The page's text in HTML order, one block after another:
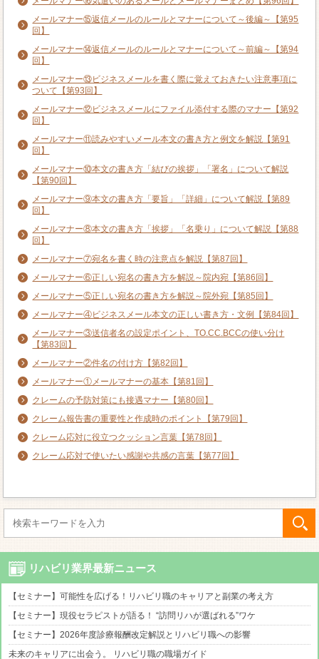
メールマナー⑮返信メールのルールとマナーについて～後編～【第95
回】
メールマナー⑭返信メールのルールとマナーについて～前編～【第94
回】
メールマナー⑬ビジネスメールを書く際に覚えておきたい注意事項に
ついて【第93回】
メールマナー⑫ビジネスメールにファイル添付する際のマナー【第92
回】
メールマナー⑪読みやすいメール本文の書き方と例文を解説【第91
回】
メールマナー⑩本文の書き方「結びの挨拶」「署名」について解説
【第90回】
メールマナー⑨本文の書き方「要旨」「詳細」について解説【第89
回】
メールマナー⑧本文の書き方「挨拶」「名乗り」について解説【第88
回】
メールマナー⑦宛名を書く時の注意点を解説【第87回】
メールマナー⑥正しい宛名の書き方を解説～院内宛【第86回】
メールマナー⑤正しい宛名の書き方を解説～院外宛【第85回】
メールマナー④ビジネスメール本文の正しい書き方・文例【第84回】
メールマナー③送信者名の設定ポイント、TO.CC.BCCの使い分け
【第83回】
メールマナー②件名の付け方【第82回】
メールマナー①メールマナーの基本【第81回】
クレームの予防対策にも接遇マナー【第80回】
クレーム報告書の重要性と作成時のポイント【第79回】
クレーム応対に役立つクッション言葉【第78回】
クレーム応対で使いたい感謝や共感の言葉【第77回】
リハビリ業界最新ニュース
【セミナー】可能性を広げる！リハビリ職のキャリアと副業の考え方
【セミナー】現役セラピストが語る！ “訪問リハが選ばれる”ワケ
【セミナー】2026年度診療報酬改定解説とリハビリ職への影響
未来のキャリアに出会う。 リハビリ職の職場ガイド